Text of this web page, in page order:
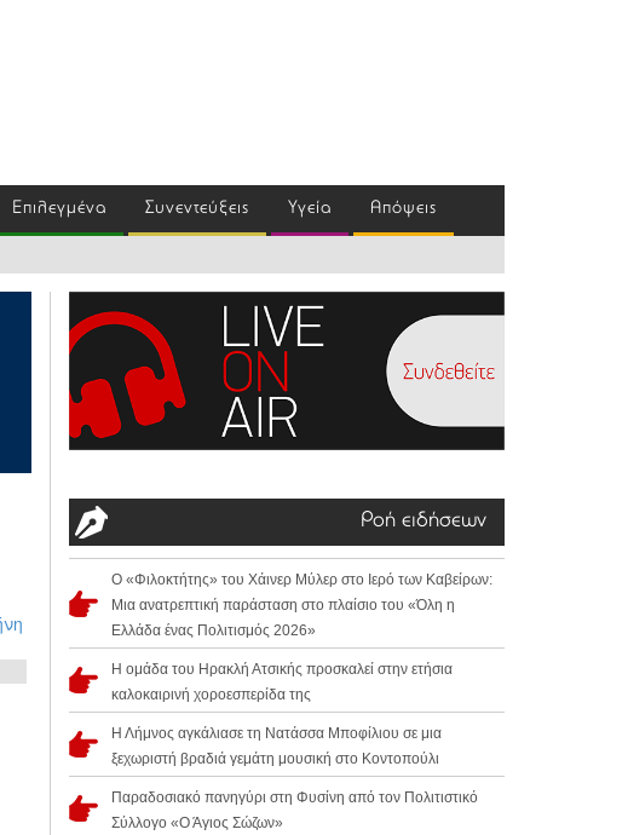
Επιλεγμένα Συνεντεύξεις Υγεία Απόψεις
Ροή ειδήσεων
Ο «Φιλοκτήτης» του Χάινερ Μύλερ στο Ιερό των Καβείρων:
Μια ανατρεπτική παράσταση στο πλαίσιο του «Όλη η
Ελλάδα ένας Πολιτισμός 2026»
Η ομάδα του Ηρακλή Ατσικής προσκαλεί στην ετήσια
καλοκαιρινή χοροεσπερίδα της
Η Λήμνος αγκάλιασε τη Νατάσσα Μποφίλιου σε μια
ξεχωριστή βραδιά γεμάτη μουσική στο Κοντοπούλι
Παραδοσιακό πανηγύρι στη Φυσίνη από τον Πολιτιστικό
Σύλλογο «Ο Άγιος Σώζων»